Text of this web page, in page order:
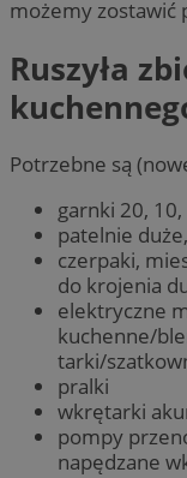
możemy zostawić
Ruszyła
Potrzebne są
garnki 20,
patelnie
czerpaki,
do krojenia
elektryczne
kuchenne/
tarki/
pralki
wkrętarki
pompy
napędzane